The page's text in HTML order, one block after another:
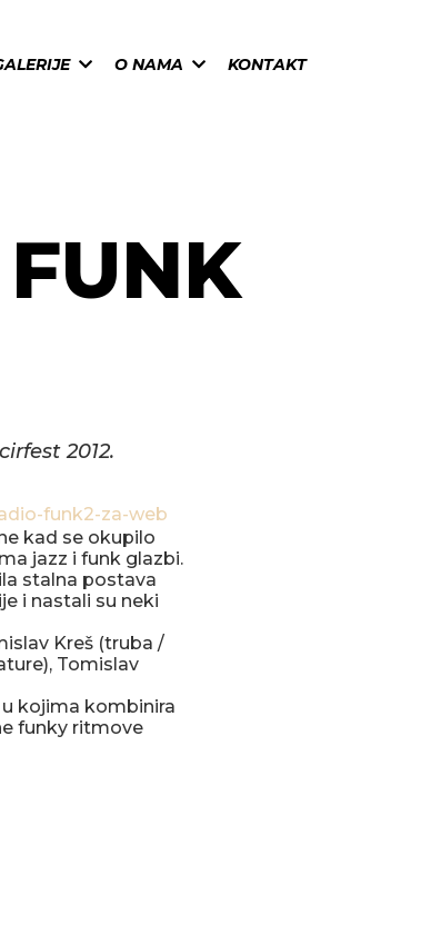
O NAMA KONTAKT
2012.
kad se okupilo
jazz i funk glazbi.
stalna postava
i nastali su neki
Kreš (truba /
Tomislav
kojima kombinira
funky ritmove